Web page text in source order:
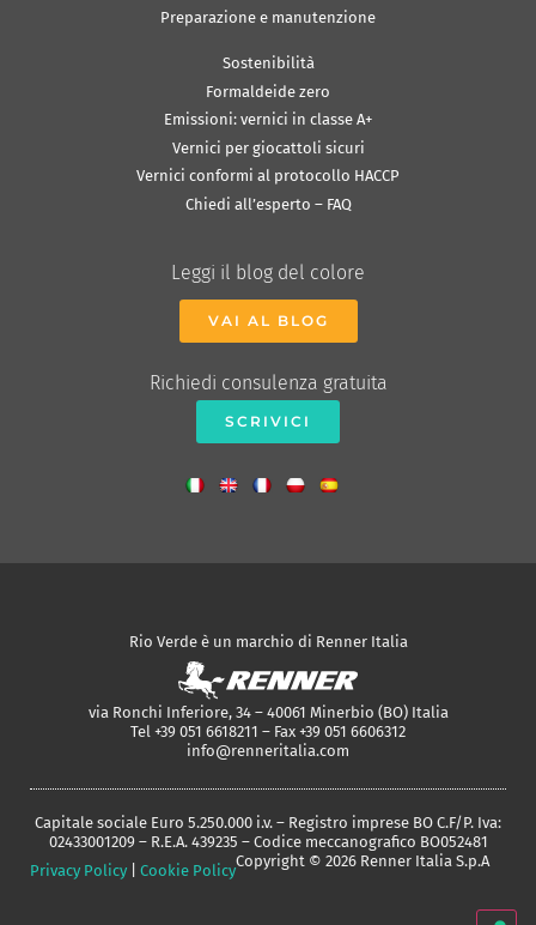
Preparazione e manutenzione
Sostenibilità
Formaldeide zero
Emissioni: vernici in classe A+
Vernici per giocattoli sicuri
Vernici conformi al protocollo HACCP
Chiedi all’esperto – FAQ
Leggi il blog del colore
VAI AL BLOG
Richiedi consulenza gratuita
SCRIVICI
Rio Verde è un marchio di Renner Italia
via Ronchi Inferiore, 34 – 40061 Minerbio (BO) Italia
Tel +39 051 6618211 – Fax +39 051 6606312
info@renneritalia.com
Capitale sociale Euro 5.250.000 i.v. – Registro imprese BO C.F/P. Iva:
02433001209 – R.E.A. 439235 – Codice meccanografico BO052481
Privacy Policy
Cookie Policy
Copyright © 2026 Renner Italia S.p.A